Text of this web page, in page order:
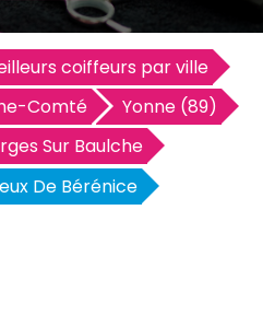
coiffeurs par ville
Comté
Yonne (89)
Sur Baulche
De Bérénice